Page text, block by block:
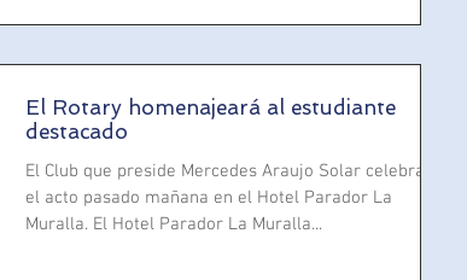
El Rotary homenajeará al estudiante
destacado
El Club que preside Mercedes Araujo Solar celebrará
el acto pasado mañana en el Hotel Parador La
Muralla. El Hotel Parador La Muralla...